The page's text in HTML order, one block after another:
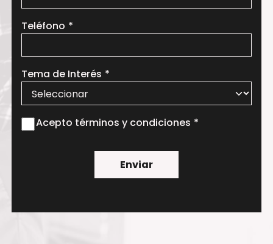
Teléfono
Tema de Interés
Acepto términos y condiciones
Enviar